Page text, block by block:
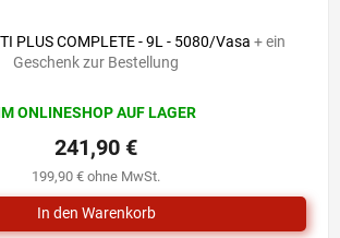
PLUS COMPLETE - 9L - 5080/Vasa + ein
Geschenk zur Bestellung
ONLINESHOP AUF LAGER
199,90 € ohne MwSt.
241,90 €